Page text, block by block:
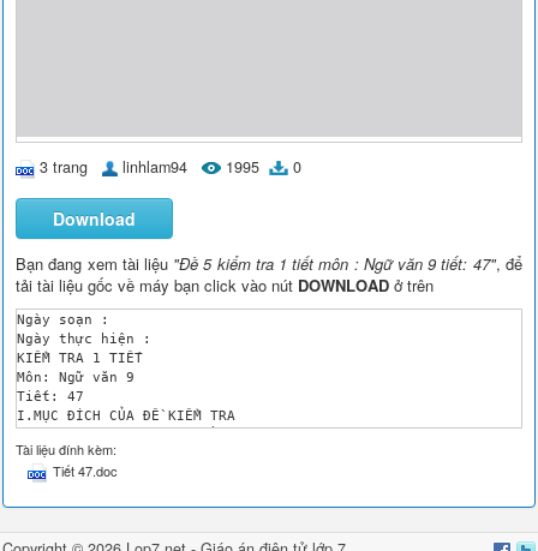
3 trang linhlam94 1995 0
Download
Bạn đang xem tài liệu "Đề 5 kiểm tra 1 tiết môn : Ngữ văn 9 tiết: 47", để
tải tài liệu gốc về máy bạn click vào nút DOWNLOAD ở trên
Ngày soạn :
Ngày thực hiện :
KIỂM TRA 1 TIẾT
Môn: Ngữ văn 9
Tiết: 47
I.MỤC ĐÍCH CỦA ĐỀ KIỂM TRA
- Thu thập thông tin nhằm đánh giá kiến thức văn học của học
II. HÌNH THỨC ĐỀ KIỂM TRA
1. Hình thức: Trắc nghiệm + tự luận
III. THIẾT LẬP MA TRẬN:
Mức độ
Tài liệu đính kèm:
Tiết 47.doc